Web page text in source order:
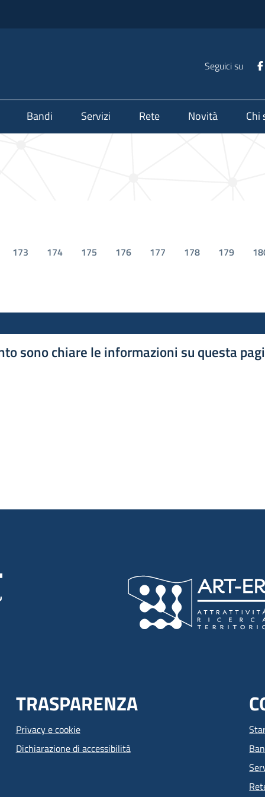
Seguici su
Bandi Servizi Rete Novità Chi
Pagina
173 Pagina
174 Pagina
175 Pagina
176 Pagina
177 Pagina
178 Pagina
179
sono chiare le informazioni su questa
TRASPARENZA
Privacy e cookie
Dichiarazione di accessibilità